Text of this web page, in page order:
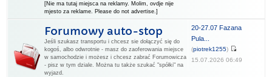
[Nie ma tutaj miejsca na reklamy. Molim, ovdje nije
mjesto za reklame. Please do not advertise.]
Forumowy auto-stop
Jeśli szukasz transportu i chcesz sie dołączyć się do
kogoś, albo odwrotnie - masz do zaoferowania miejsce
w samochodzie i możesz i chcesz zabrać Forumowicza
- pisz w tym dziale. Można tu także szukać "spółki" na
wyjazd.
20-27.07 Fazana
Pula...
(piotrek1255)
15.07.2026 06:49